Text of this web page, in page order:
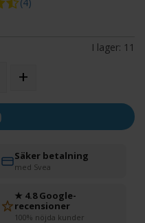
I lager: 11
+
Säker betalning
med Svea
★ 4.8 Google-
recensioner
100% nöjda kunder